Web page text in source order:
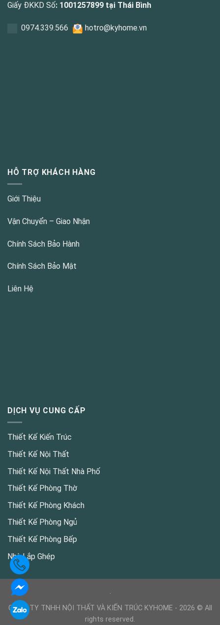
Giấy ĐKKD Số: 1001257899 tại Thái Bình
0974.339.566 hotro@kyhome.vn
HỖ TRỢ KHÁCH HÀNG
Giới Thiệu
Vận Chuyển – Giao Nhận
Chính Sách Bảo Hành
Chính Sách Bảo Mật
Liên Hệ
DỊCH VỤ CUNG CẤP
Thiết Kế Kiến Trúc
Thiết Kế Nội Thất
Thiết Kế Nội Thất Nhà Phố
Thiết Kế Phòng Thờ
Thiết Kế Phòng Khách
Thiết Kế Phòng Ngủ
Thiết Kế Phòng Bếp
Nhà Lắp Ghép
CÔNG TY TNHH NỘI THẤT VÀ KIẾN TRÚC KYHOME - 2026 © All
rights reserved.